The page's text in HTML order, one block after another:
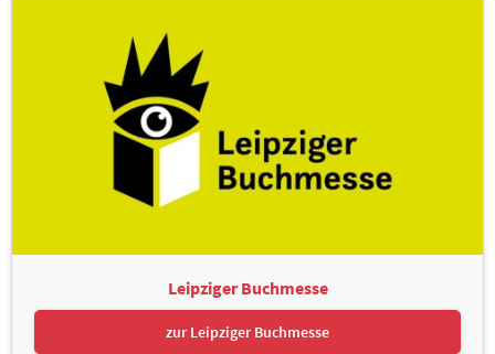
Leipziger Buchmesse
zur Leipziger Buchmesse